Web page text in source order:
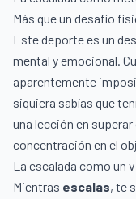
Más que un desafío
Este deporte es un
mental y emocional.
aparentemente
siquiera sabías que
una lección en
concentración en el
La escalada como un
Mientras escalas, te